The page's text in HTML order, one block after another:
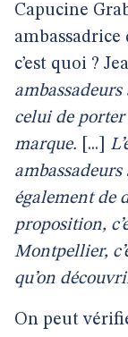
Capucine
ambassadrice
c’est quoi ?
celui de porter
marque. [...]
également de
proposition,
Montpellier,
qu’on
On peut